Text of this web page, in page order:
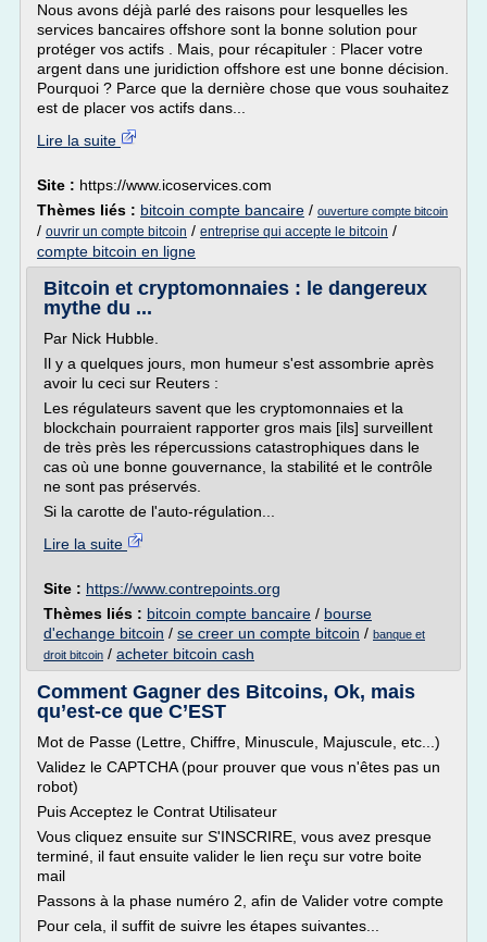
Nous avons déjà parlé des raisons pour lesquelles les
services bancaires offshore sont la bonne solution pour
protéger vos actifs . Mais, pour récapituler : Placer votre
argent dans une juridiction offshore est une bonne décision.
Pourquoi ? Parce que la dernière chose que vous souhaitez
est de placer vos actifs dans...
Lire la suite
Site : https://www.icoservices.com
Thèmes liés : bitcoin compte bancaire / ouverture compte bitcoin
/ ouvrir un compte bitcoin / entreprise qui accepte le bitcoin /
compte bitcoin en ligne
Bitcoin et cryptomonnaies : le dangereux
mythe du ...
Par Nick Hubble.
Il y a quelques jours, mon humeur s'est assombrie après
avoir lu ceci sur Reuters :
Les régulateurs savent que les cryptomonnaies et la
blockchain pourraient rapporter gros mais [ils] surveillent
de très près les répercussions catastrophiques dans le
cas où une bonne gouvernance, la stabilité et le contrôle
ne sont pas préservés.
Si la carotte de l'auto-régulation...
Lire la suite
Site : https://www.contrepoints.org
Thèmes liés : bitcoin compte bancaire / bourse
d'echange bitcoin / se creer un compte bitcoin / banque et
droit bitcoin / acheter bitcoin cash
Comment Gagner des Bitcoins, Ok, mais
qu’est-ce que C’EST
Mot de Passe (Lettre, Chiffre, Minuscule, Majuscule, etc...)
Validez le CAPTCHA (pour prouver que vous n'êtes pas un
robot)
Puis Acceptez le Contrat Utilisateur
Vous cliquez ensuite sur S'INSCRIRE, vous avez presque
terminé, il faut ensuite valider le lien reçu sur votre boite
mail
Passons à la phase numéro 2, afin de Valider votre compte
Pour cela, il suffit de suivre les étapes suivantes...